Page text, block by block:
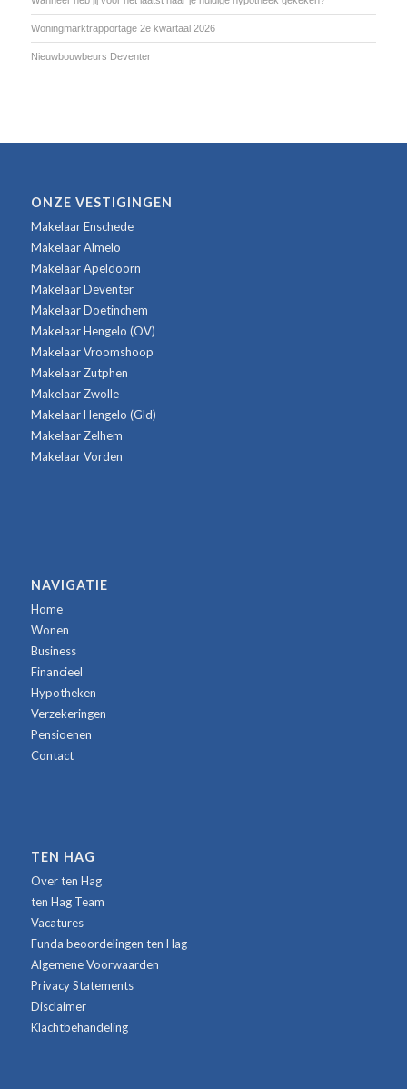
Woningmarktrapportage 2e kwartaal 2026
Nieuwbouwbeurs Deventer
ONZE VESTIGINGEN
Makelaar Enschede
Makelaar Almelo
Makelaar Apeldoorn
Makelaar Deventer
Makelaar Doetinchem
Makelaar Hengelo (OV)
Makelaar Vroomshoop
Makelaar Zutphen
Makelaar Zwolle
Makelaar Hengelo (Gld)
Makelaar Zelhem
Makelaar Vorden
NAVIGATIE
Home
Wonen
Business
Financieel
Hypotheken
Verzekeringen
Pensioenen
Contact
TEN HAG
Over ten Hag
ten Hag Team
Vacatures
Funda beoordelingen ten Hag
Algemene Voorwaarden
Privacy Statements
Disclaimer
Klachtbehandeling